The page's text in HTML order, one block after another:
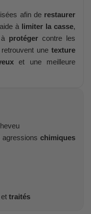
afin de restaurer
à limiter la casse,
protéger contre les
une texture
et une meilleure
agressionschimiques
et traités